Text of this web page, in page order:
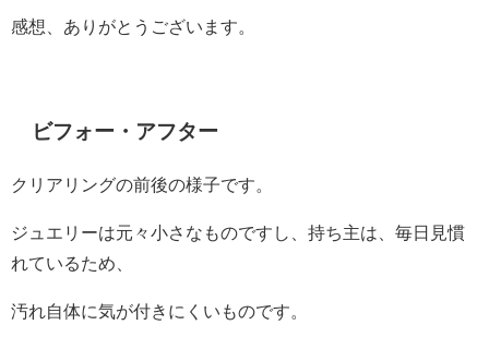
感想、ありがとうございます。
ビフォー・アフター
クリアリングの前後の様子です。
ジュエリーは元々小さなものですし、持ち主は、毎日見慣
れているため、
汚れ自体に気が付きにくいものです。